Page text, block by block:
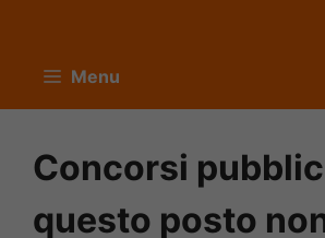
Menu
Concorsi
questo posto